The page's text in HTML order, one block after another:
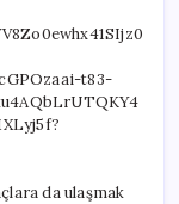
da ulaşmak